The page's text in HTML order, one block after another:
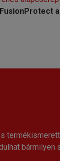
FusionProtect
bármilyen